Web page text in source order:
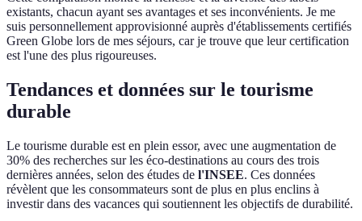
existants, chacun ayant ses avantages et ses inconvénients. Je me
suis personnellement approvisionné auprès d'établissements certifiés
Green Globe lors de mes séjours, car je trouve que leur certification
est l'une des plus rigoureuses.
Tendances et données sur le tourisme
durable
Le tourisme durable est en plein essor, avec une augmentation de
30% des recherches sur les éco-destinations au cours des trois
dernières années, selon des études de l'INSEE. Ces données
révèlent que les consommateurs sont de plus en plus enclins à
investir dans des vacances qui soutiennent les objectifs de durabilité.